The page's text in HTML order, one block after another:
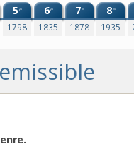
5e
1798
6e
1835
7e
1878
8e
1935